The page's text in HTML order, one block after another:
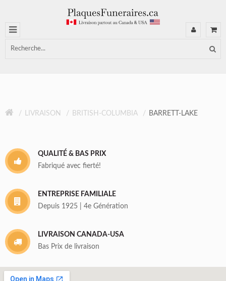
LIVRAISON BRITISH-COLUMBIA BARRETT-LAKE
QUALITÉ & BAS PRIX
Fabriqué avec fierté!
ENTREPRISE FAMILIALE
Depuis 1925 | 4e Génération
LIVRAISON CANADA-USA
Bas Prix de livraison